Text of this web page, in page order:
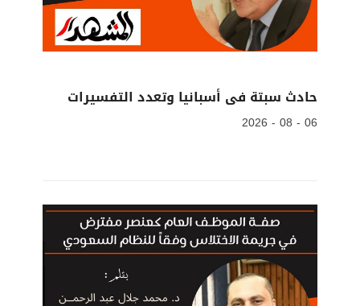
حادث سبتة فى أسبانيا وتعدد التفسيرات
06 - 08 - 2026